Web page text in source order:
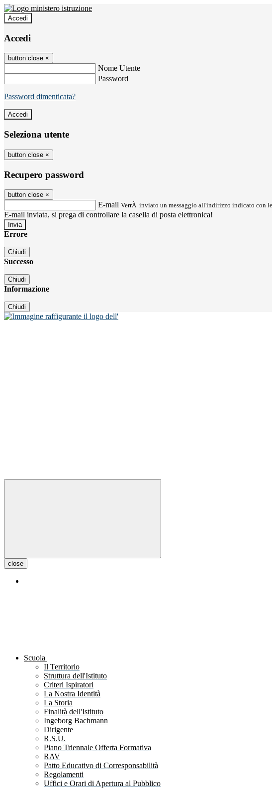
Accedi
Accedi
button close ×
Nome Utente
Password
Password dimenticata?
Seleziona utente
button close ×
Recupero password
button close ×
E-mail VerrÃ inviato un messaggio all'indirizzo indicato con
E-mail inviata, si prega di controllare la casella di posta elettronica!
Errore
Chiudi
Successo
Chiudi
Informazione
Chiudi
close
Scuola
Il Territorio
Struttura dell'Istituto
Criteri Ispiratori
La Nostra Identità
La Storia
Finalità dell'Istituto
Ingeborg Bachmann
Dirigente
R.S.U.
Piano Triennale Offerta Formativa
RAV
Patto Educativo di Corresponsabilità
Regolamenti
Uffici e Orari di Apertura al Pubblico